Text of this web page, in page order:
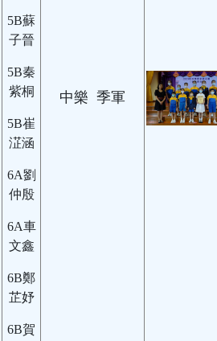
5B蘇
子晉
5B秦
紫桐
5B崔
淽涵
6A劉
仲殷
6A車
文鑫
6B鄭
芷妤
6B賀
中樂 季軍